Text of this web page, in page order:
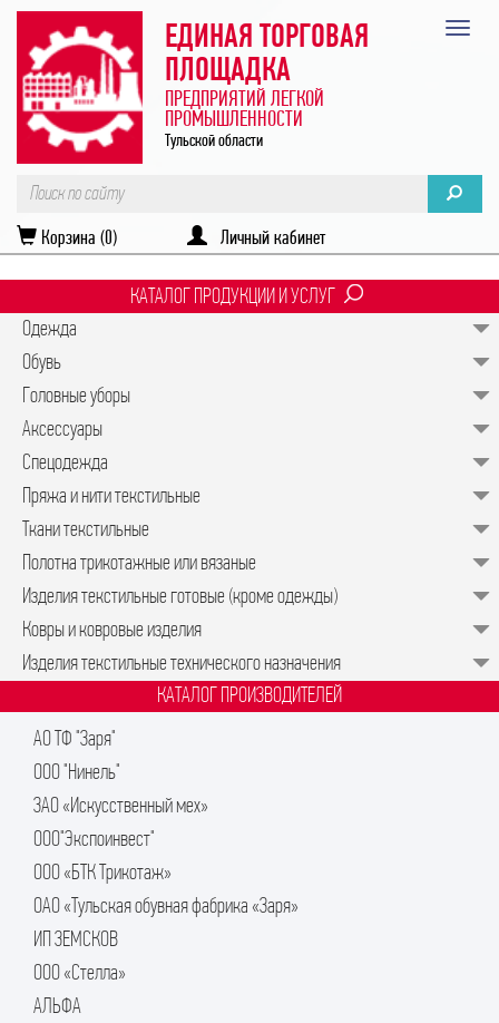
ЕДИНАЯ ТОРГОВАЯ
ПЛОЩАДКА
ПРЕДПРИЯТИЙ ЛЕГКОЙ
ПРОМЫШЛЕННОСТИ
Тульской области
Корзина (0) Личный кабинет
КАТАЛОГ ПРОДУКЦИИ И УСЛУГ
Одежда
Обувь
Головные уборы
Аксессуары
Спецодежда
Пряжа и нити текстильные
Ткани текстильные
Полотна трикотажные или вязаные
Изделия текстильные готовые (кроме одежды)
Ковры и ковровые изделия
Изделия текстильные технического назначения
КАТАЛОГ ПРОИЗВОДИТЕЛЕЙ
АО ТФ "Заря"
ООО "Нинель"
ЗАО «Искусственный мех»
ООО"Экспоинвест"
ООО «БТК Трикотаж»
ОАО «Тульская обувная фабрика «Заря»
ИП ЗЕМСКОВ
ООО «Стелла»
АЛЬФА